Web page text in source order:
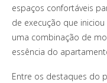
espaços confortáveis
de execução que
uma combinação de
essência do
Entre os destaques do